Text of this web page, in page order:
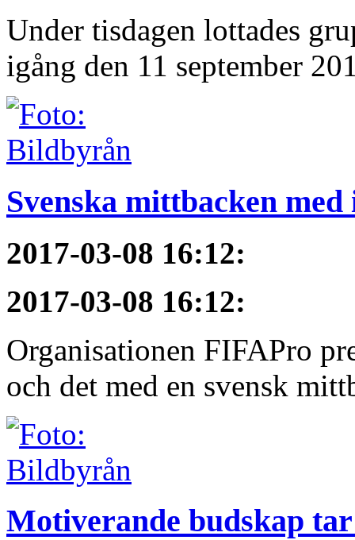
Under tisdagen lottades
igång den 11 september
Svenska mittbacken
2017-03-08 16:12:
2017-03-08 16:12:
Organisationen FIFAPro
och det med en svensk
Motiverande budskap